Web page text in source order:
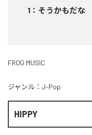
1 ： そうかもだな
FROG MUSIC
ジャンル： J-Pop
HIPPY